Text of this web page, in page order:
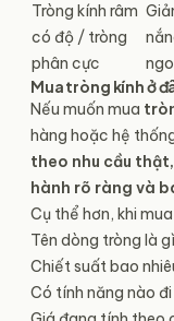
Tròng kính râm
có độ / tròng
phân cực
Mua tròng kính ở
Nếu muốn mua
hàng hoặc hệ
theo nhu cầu
hành rõ ràng và
Cụ thể hơn, khi
Tên dòng tròng là gì
Chiết suất bao
Có tính năng nào đi